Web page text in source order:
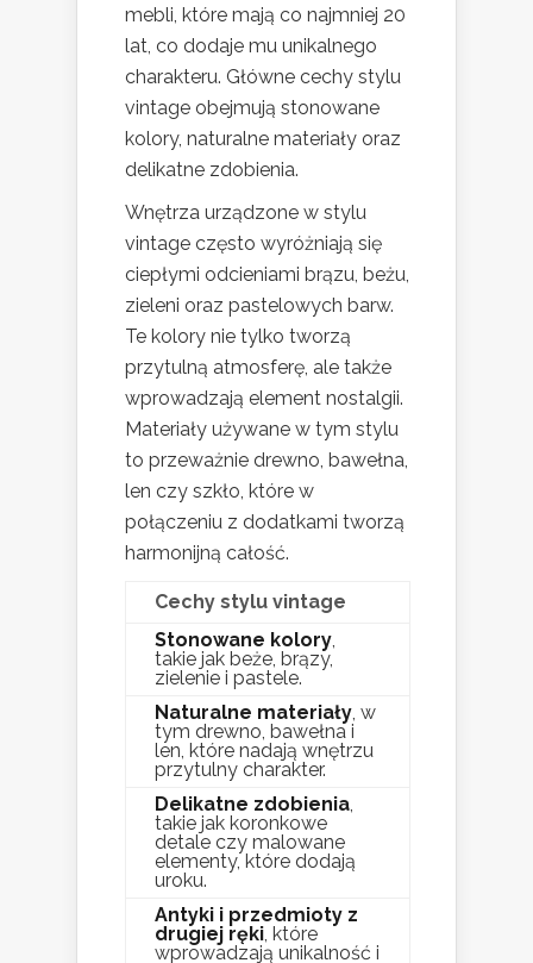
mebli, które mają co najmniej 20
lat, co dodaje mu unikalnego
charakteru. Główne cechy stylu
vintage obejmują stonowane
kolory, naturalne materiały oraz
delikatne zdobienia.
Wnętrza urządzone w stylu
vintage często wyróżniają się
ciepłymi odcieniami brązu, beżu,
zieleni oraz pastelowych barw.
Te kolory nie tylko tworzą
przytulną atmosferę, ale także
wprowadzają element nostalgii.
Materiały używane w tym stylu
to przeważnie drewno, bawełna,
len czy szkło, które w
połączeniu z dodatkami tworzą
harmonijną całość.
Cechy stylu vintage
Stonowane kolory,
takie jak beże, brązy,
zielenie i pastele.
Naturalne materiały, w
tym drewno, bawełna i
len, które nadają wnętrzu
przytulny charakter.
Delikatne zdobienia,
takie jak koronkowe
detale czy malowane
elementy, które dodają
uroku.
Antyki i przedmioty z
drugiej ręki, które
wprowadzają unikalność i